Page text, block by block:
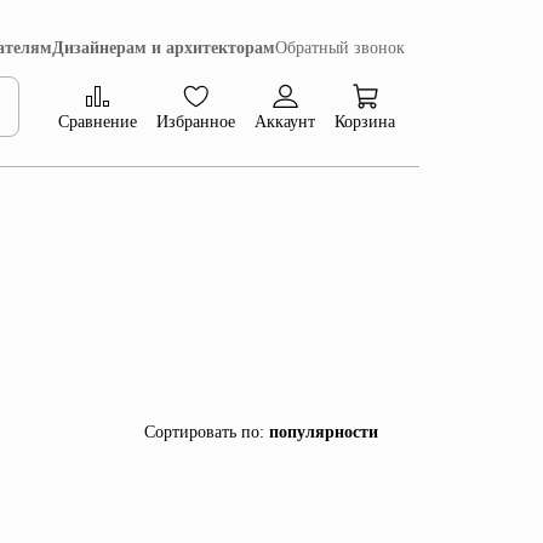
Дизайнерам и архитекторамОбратный звонок
Сравнение Избранное Аккаунт Корзина
Сортировать по: популярности